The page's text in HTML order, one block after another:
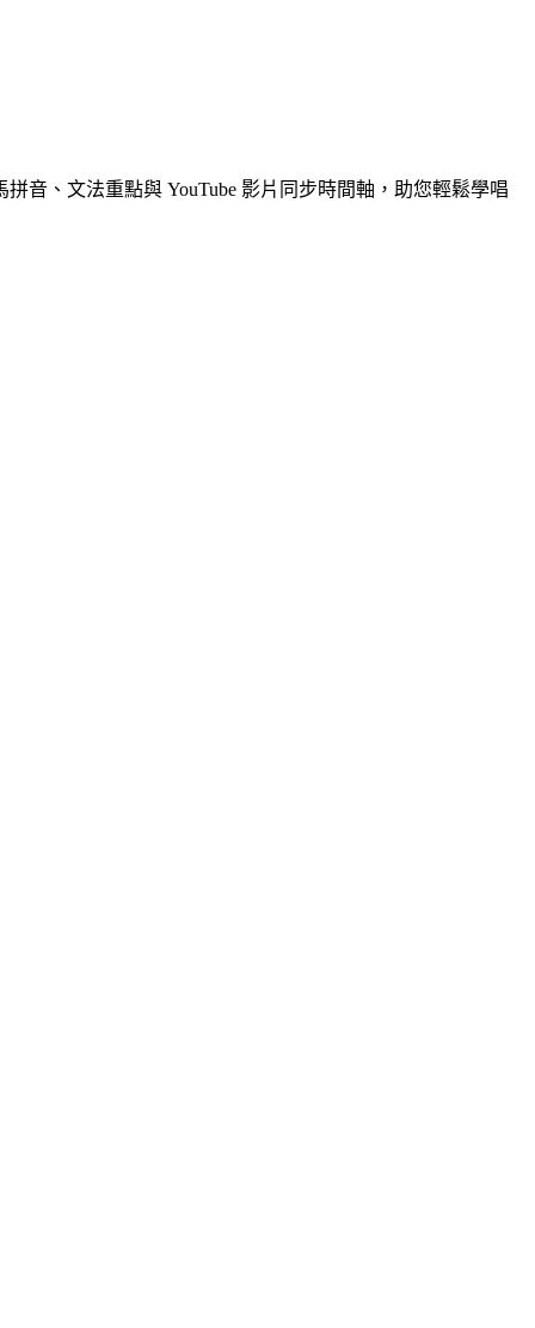
音、文法重點與 YouTube 影片同步時間軸，助您輕鬆學唱